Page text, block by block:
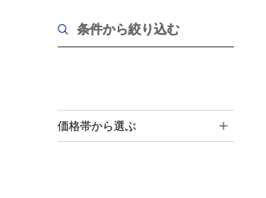
条件から絞り込む
価格帯から選ぶ